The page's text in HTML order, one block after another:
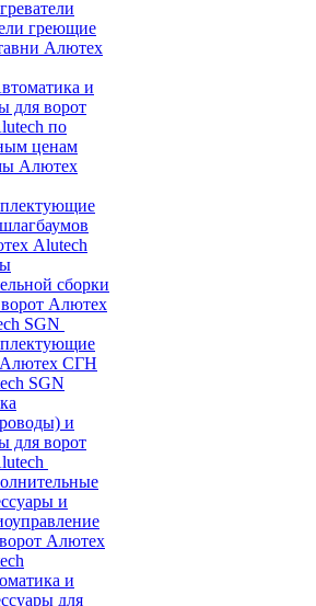
греющие
Алютех
и
для ворот
по
ценам
Алютех
Alutech
сборки
Алютех
SGN
Алютех СГН
SGN
и
для ворот
и
Алютех
и
для